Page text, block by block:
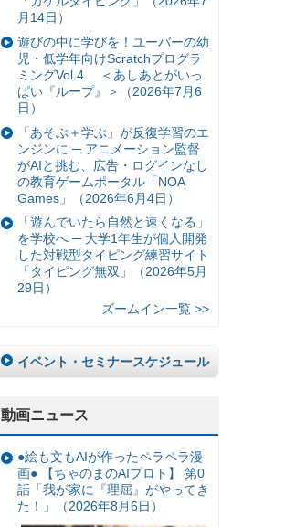
月14日）
遊びの中に学びを！ユーバーの幼
児・低学年向けScratchプログラ
ミングVol.4 ＜あしあとがいっ
ぱい『ループ』＞（2026年7月6
日）
「あそぶ＋学ぶ」が反復学習のエ
ンジンに ─ アニメーション監督
がAIと挑む、広告・ログインなし
の教育ゲームポータル「NOA
Games」（2026年6月4日）
「遊んでいたら自然と速くなる」
を学校へ ─ 大学1年生が個人開発
した対戦型タイピング練習サイト
「タイピング無双」（2026年5月
29日）
ズームイン一覧 >>
イベント・セミナースケジュール
動画ニュース
●絵も文もAIが作ったペラペラ漫
画● 【ちゃのまのAIプロト】 第0
話「我が家に『理屈』がやってき
た！」（2026年8月6日）